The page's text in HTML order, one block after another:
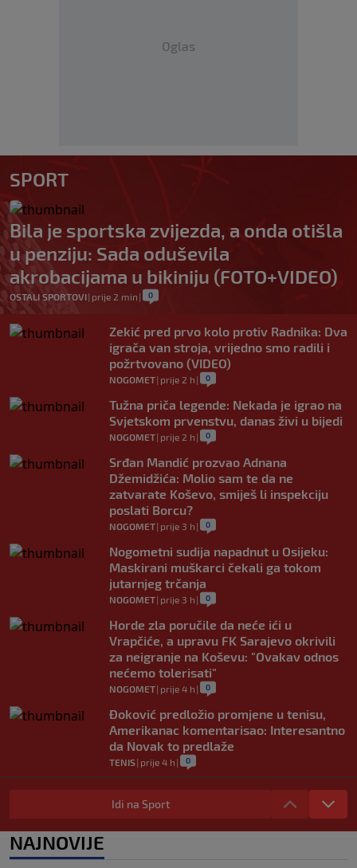
Oglas
SPORT
Bila je sportska zvijezda, a onda otišla
u penziju: Sada oduševila
akrobacijama u bikiniju (FOTO+VIDEO)
OSTALI SPORTOVI| prije 2 min | 0
Zekić pred prvo kolo protiv Radnika: Dva
igrača van stroja, vrijedno smo radili i
požrtvovano (VIDEO)
NOGOMET| prije 2 h | 0
Tužna priča legende: Nekada je igrao na
Svjetskom prvenstvu, danas živi u bijedi
NOGOMET| prije 2 h | 0
Srđan Mandić prozvao Adnana
Džemidžića: Molio sam te da ne
zatvarate Koševo, smiješ li inspekciju
poslati Borcu?
NOGOMET| prije 3 h | 0
Nogometni sudija napadnut u Osijeku:
Maskirani muškarci čekali ga tokom
jutarnjeg trčanja
NOGOMET| prije 3 h | 0
Horde zla poručile da neće ići u
Vrapčiće, a upravu FK Sarajevo okrivili
za neigranje na Koševu: "Ovakav odnos
nećemo tolerisati"
NOGOMET| prije 4 h | 0
Đoković predložio promjene u tenisu,
Amerikanac komentarisao: Interesantno
da Novak to predlaže
TENIS| prije 4 h | 0
Nakon Argentine, Infantino dobio
podršku i konfederacije: Jednoglasno
ponavljamo podršku predsjedniku
0
Idi na Sport
NAJNOVIJE